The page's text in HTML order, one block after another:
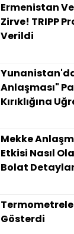
Ermenistan
Zirve! TRIPP
Verildi
Anlaşması"
Kırıklığına
Mekke
Etkisi Nasıl
Bolat
Gösterdi